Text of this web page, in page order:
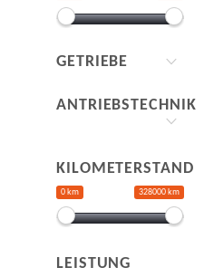
GETRIEBE
ANTRIEBSTECHNIK
KILOMETERSTAND
0 km 328000 km
LEISTUNG